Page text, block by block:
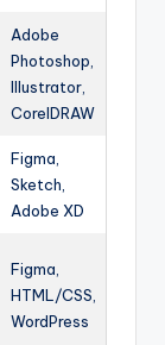
Adobe
Photoshop,
Illustrator,
CorelDRAW
Figma,
Sketch,
Adobe XD
Figma,
HTML/CSS,
WordPress